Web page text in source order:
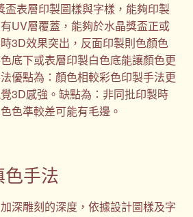
盃表層印製圖樣與字樣，能夠印製
UV層覆蓋，能夠於水晶獎盃正或
3D效果突出，反面印製則色顏色
底下或表層印製白色底能讓顏色更
優點為：顏色相較彩色印製手法更
3D感強。缺點為：非同批印製時
色準較差可能有毛邊。
手法
深雕刻的深度，依據設計圖樣及字